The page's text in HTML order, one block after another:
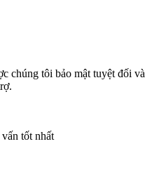
chúng tôi bảo mật tuyệt đối và
tốt nhất